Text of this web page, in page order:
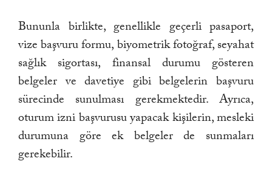
Bununla birlikte, genellikle geçerli pasaport,
vize başvuru formu, biyometrik fotoğraf, seyahat
sağlık sigortası, finansal durumu gösteren
belgeler ve davetiye gibi belgelerin başvuru
sürecinde sunulması gerekmektedir. Ayrıca,
oturum izni başvurusu yapacak kişilerin, mesleki
durumuna göre ek belgeler de sunmaları
gerekebilir.